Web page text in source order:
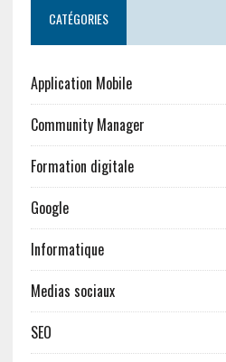
CATÉGORIES
Application Mobile
Community Manager
Formation digitale
Google
Informatique
Medias sociaux
SEO